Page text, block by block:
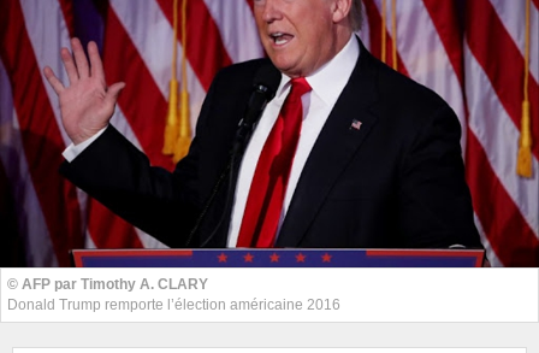
© AFP par Timothy A. CLARY
Donald Trump remporte l’élection américaine 2016